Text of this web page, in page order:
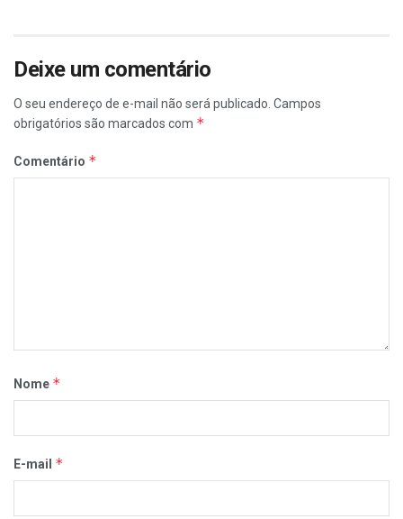
Deixe um comentário
O seu endereço de e-mail não será publicado. Campos
obrigatórios são marcados com *
Comentário *
Nome *
E-mail *